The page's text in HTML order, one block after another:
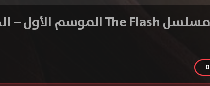
مسلسل The Flash الموسم الأول – الحلقة 20